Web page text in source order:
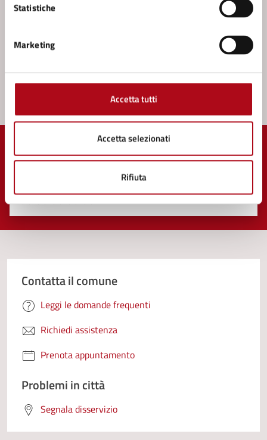
Statistiche
Marketing
Accetta tutti
Accetta selezionati
Rifiuta
Quanto sono chiare le informazioni su questa
Valuta 5 stelle su 5
Valuta 4 stelle su 5
Valuta 3 stelle su 5
Valuta 2 stelle su 5
Valuta 1 stelle su 5
Contatta il comune
Leggi le domande frequenti
Richiedi assistenza
Prenota appuntamento
Problemi in città
Segnala disservizio